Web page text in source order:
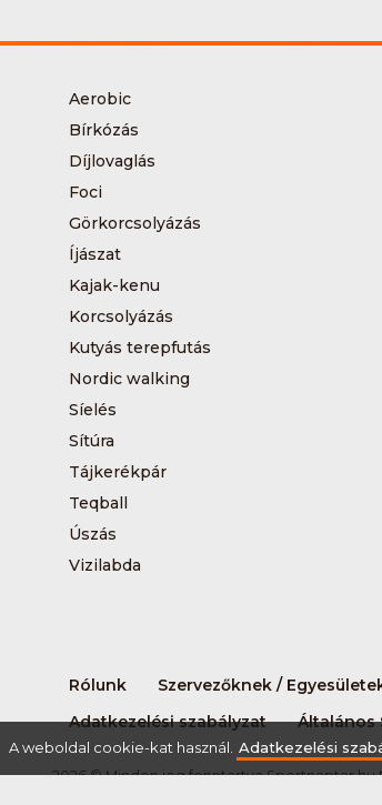
Aerobic
Bírkózás
Díjlovaglás
Foci
Görkorcsolyázás
Íjászat
Kajak-kenu
Korcsolyázás
Kutyás terepfutás
Nordic walking
Síelés
Sítúra
Tájkerékpár
Teqball
Úszás
Vizilabda
Rólunk Szervezőknek /
Adatkezelési szabályzat
Általános
2026 © Minden jog fenntartva Sportnaptar.hu
A weboldal cookie-kat használ. Adatkezelési